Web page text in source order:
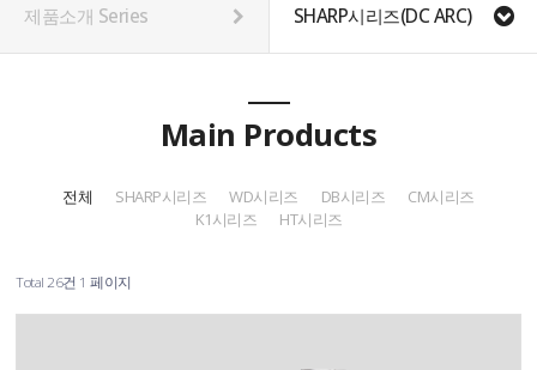
제품소개 Series SHARP시리즈(DC ARC)
Main Products
전체 SHARP시리즈 WD시리즈 DB시리즈
CM시리즈
K1시리즈
HT시리즈
Total 26건 1 페이지